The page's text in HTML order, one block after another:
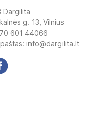
Dargilita
g. 13, Vilnius
601 44066
info@dargilita.lt